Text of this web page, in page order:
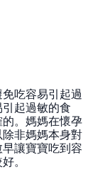
吃容易引起過
起過敏的食
。媽媽在懷孕
非媽媽本身對
讓寶寶吃到容
。